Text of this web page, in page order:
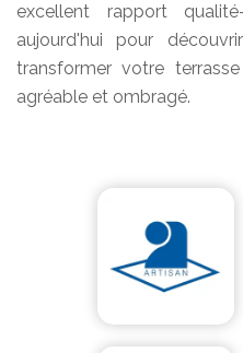
excellent rapport
aujourd'hui pour
transformer votre
agréable et ombragé.